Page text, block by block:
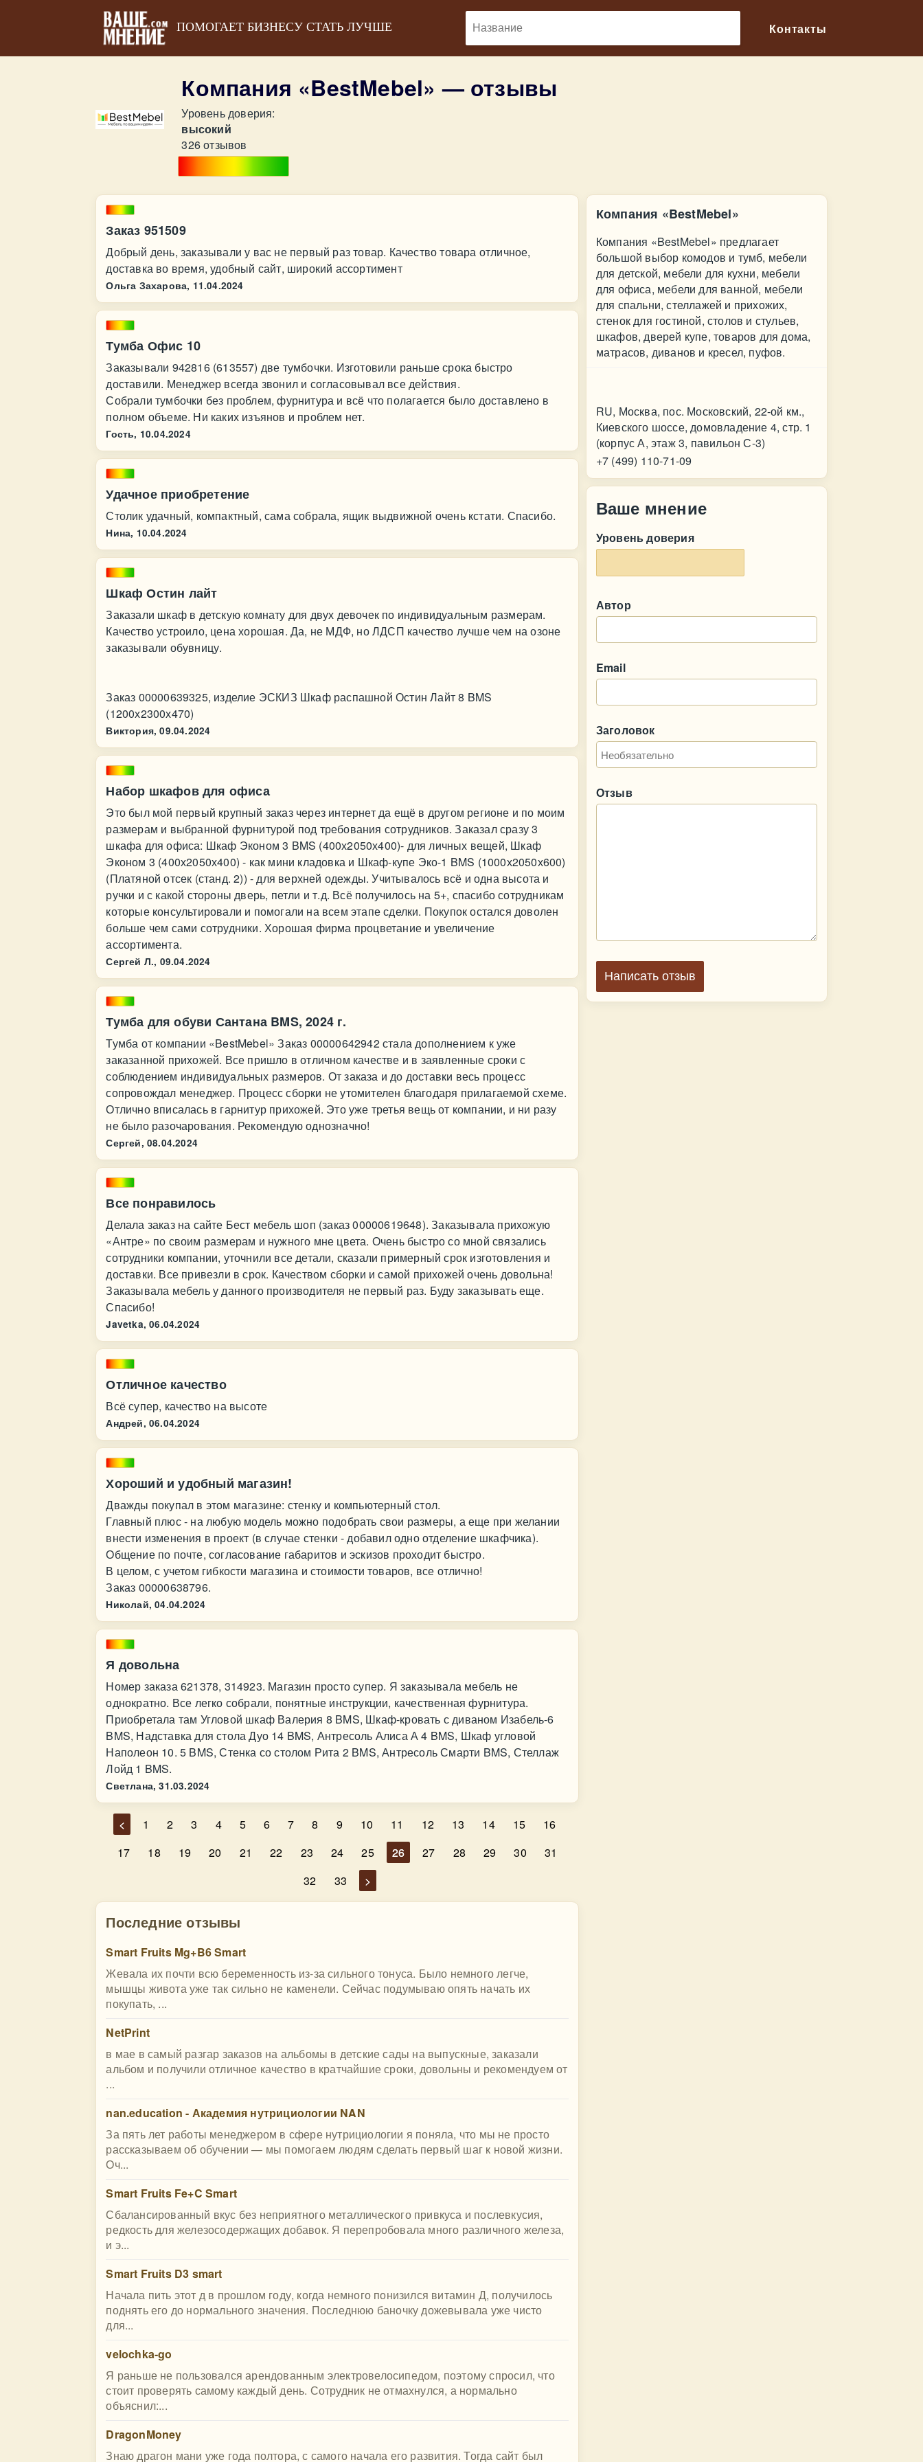
ПОМОГАЕТ БИЗНЕСУ СТАТЬ ЛУЧШЕ Контакты
Компания «BestMebel» — отзывы
Уровень доверия:
высокий
326 отзывов
Заказ 951509
Добрый день, заказывали у вас не первый раз товар. Качество товара отличное,
доставка во время, удобный сайт, широкий ассортимент
Ольга Захарова, 11.04.2024
Тумба Офис 10
Заказывали 942816 (613557) две тумбочки. Изготовили раньше срока быстро
доставили. Менеджер всегда звонил и согласовывал все действия.
Собрали тумбочки без проблем, фурнитура и всё что полагается было доставлено в
полном объеме. Ни каких изъянов и проблем нет.
Гость, 10.04.2024
Удачное приобретение
Столик удачный, компактный, сама собрала, ящик выдвижной очень кстати. Спасибо.
Нина, 10.04.2024
Шкаф Остин лайт
Заказали шкаф в детскую комнату для двух девочек по индивидуальным размерам.
Качество устроило, цена хорошая. Да, не МДФ, но ЛДСП качество лучше чем на озоне
заказывали обувницу.
Заказ 00000639325, изделие ЭСКИЗ Шкаф распашной Остин Лайт 8 BMS
(1200х2300х470)
Виктория, 09.04.2024
Набор шкафов для офиса
Это был мой первый крупный заказ через интернет да ещё в другом регионе и по моим
размерам и выбранной фурнитурой под требования сотрудников. Заказал сразу 3
шкафа для офиса: Шкаф Эконом 3 BMS (400х2050х400)- для личных вещей, Шкаф
Эконом 3 (400х2050х400) - как мини кладовка и Шкаф-купе Эко-1 BMS (1000х2050х600)
(Платяной отсек (станд. 2)) - для верхней одежды. Учитывалось всё и одна высота и
ручки и с какой стороны дверь, петли и т.д. Всё получилось на 5+, спасибо сотрудникам
которые консультировали и помогали на всем этапе сделки. Покупок остался доволен
больше чем сами сотрудники. Хорошая фирма процветание и увеличение
ассортимента.
Сергей Л., 09.04.2024
Тумба для обуви Сантана BMS, 2024 г.
Тумба от компании «BestMebel» Заказ 00000642942 стала дополнением к уже
заказанной прихожей. Все пришло в отличном качестве и в заявленные сроки с
соблюдением индивидуальных размеров. От заказа и до доставки весь процесс
сопровождал менеджер. Процесс сборки не утомителен благодаря прилагаемой схеме.
Отлично вписалась в гарнитур прихожей. Это уже третья вещь от компании, и ни разу
не было разочарования. Рекомендую однозначно!
Сергей, 08.04.2024
Все понравилось
Делала заказ на сайте Бест мебель шоп (заказ 00000619648). Заказывала прихожую
«Антре» по своим размерам и нужного мне цвета. Очень быстро со мной связались
сотрудники компании, уточнили все детали, сказали примерный срок изготовления и
доставки. Все привезли в срок. Качеством сборки и самой прихожей очень довольна!
Заказывала мебель у данного производителя не первый раз. Буду заказывать еще.
Спасибо!
Javetka, 06.04.2024
Отличное качество
Всё супер, качество на высоте
Андрей, 06.04.2024
Хороший и удобный магазин!
Дважды покупал в этом магазине: стенку и компьютерный стол.
Главный плюс - на любую модель можно подобрать свои размеры, а еще при желании
внести изменения в проект (в случае стенки - добавил одно отделение шкафчика).
Общение по почте, согласование габаритов и эскизов проходит быстро.
В целом, с учетом гибкости магазина и стоимости товаров, все отлично!
Заказ 00000638796.
Николай, 04.04.2024
Я довольна
Номер заказа 621378, 314923. Магазин просто супер. Я заказывала мебель не
однократно. Все легко собрали, понятные инструкции, качественная фурнитура.
Приобретала там Угловой шкаф Валерия 8 BMS, Шкаф-кровать с диваном Изабель-6
BMS, Надставка для стола Дуо 14 BMS, Антресоль Алиса А 4 BMS, Шкаф угловой
Наполеон 10. 5 BMS, Стенка со столом Рита 2 BMS, Антресоль Смарти BMS, Стеллаж
Лойд 1 BMS.
Светлана, 31.03.2024
< 1 2 3 4 5 6 7 8 9 10 11 12 13 14 15
16
17
18 19 20 21 22 23 24 25 26 27 28 29 30
31
32
33 >
Последние отзывы
Smart Fruits Mg+B6 Smart
Жевала их почти всю беременность из-за сильного тонуса. Было немного легче,
мышцы живота уже так сильно не каменели. Сейчас подумываю опять начать их
покупать, ...
NetPrint
в мае в самый разгар заказов на альбомы в детские сады на выпускные, заказали
альбом и получили отличное качество в кратчайшие сроки, довольны и рекомендуем от
...
nan.education - Академия нутрициологии NAN
За пять лет работы менеджером в сфере нутрициологии я поняла, что мы не просто
рассказываем об обучении — мы помогаем людям сделать первый шаг к новой жизни.
Оч...
Smart Fruits Fe+C Smart
Сбалансированный вкус без неприятного металлического привкуса и послевкусия,
редкость для железосодержащих добавок. Я перепробовала много различного железа,
и э...
Smart Fruits D3 smart
Начала пить этот д в прошлом году, когда немного понизился витамин Д, получилось
поднять его до нормального значения. Последнюю баночку дожевывала уже чисто
для...
velochka-go
Я раньше не пользовался арендованным электровелосипедом, поэтому спросил, что
стоит проверять самому каждый день. Сотрудник не отмахнулся, а нормально
объяснил:...
DragonMoney
Знаю драгон мани уже года полтора, с самого начала его развития. Тогда сайт был
Компания «BestMebel»
Компания «BestMebel» предлагает
большой выбор комодов и тумб, мебели
для детской, мебели для кухни, мебели
для офиса, мебели для ванной, мебели
для спальни, стеллажей и прихожих,
стенок для гостиной, столов и стульев,
шкафов, дверей купе, товаров для дома,
матрасов, диванов и кресел, пуфов.
RU, Москва, пос. Московский, 22-ой км.,
Киевского шоссе, домовладение 4, стр. 1
(корпус А, этаж 3, павильон С-3)
+7 (499) 110-71-09
Ваше мнение
Уровень доверия
Автор
Email
Заголовок
Отзыв
Написать отзыв